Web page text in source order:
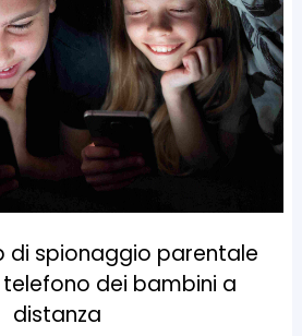
di spionaggio parentale
dei bambini a
distanza